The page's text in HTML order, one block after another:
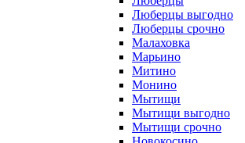
Люберцы выгодно
Люберцы срочно
Малаховка
Марьино
Митино
Монино
Мытищи
Мытищи выгодно
Мытищи срочно